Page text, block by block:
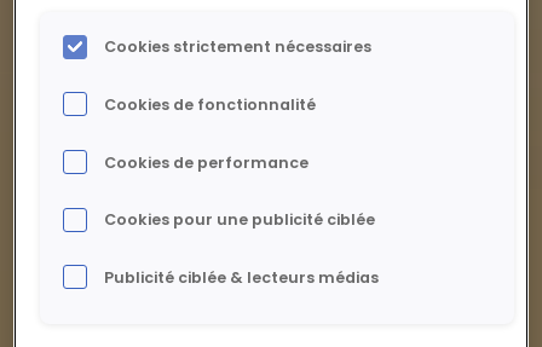
Cookies strictement nécessaires
Cookies de fonctionnalité
Cookies de performance
Cookies pour une publicité ciblée
Publicité ciblée & lecteurs médias